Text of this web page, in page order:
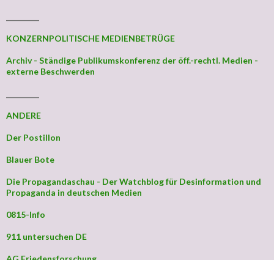
KONZERNPOLITISCHE MEDIENBETRÜGE
Archiv - Ständige Publikumskonferenz der öff.-rechtl. Medien -
externe Beschwerden
ANDERE
Der Postillon
Blauer Bote
Die Propagandaschau - Der Watchblog für Desinformation und
Propaganda in deutschen Medien
0815-Info
911 untersuchen DE